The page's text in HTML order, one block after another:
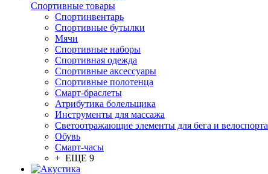
Спортивные товары
Спортинвентарь
Спортивные бутылки
Мячи
Спортивные наборы
Спортивная одежда
Спортивные аксессуары
Спортивные полотенца
Смарт-браслеты
Атрибутика болельщика
Инструменты для массажа
Светоотражающие элементы для бега и велоспорта
Обувь
Смарт-часы
+ ЕЩЕ 9